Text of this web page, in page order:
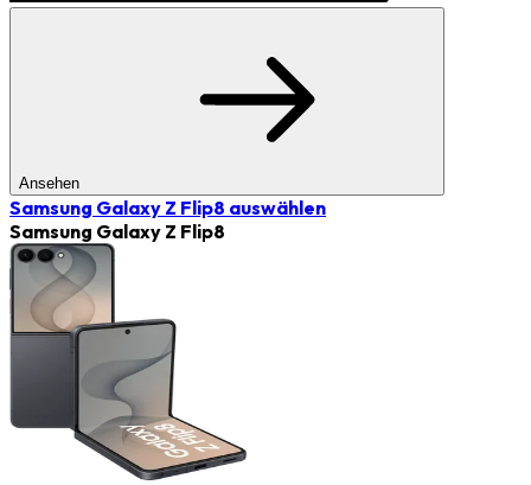
Ansehen
Samsung Galaxy Z Flip8 auswählen
Samsung Galaxy Z Flip8